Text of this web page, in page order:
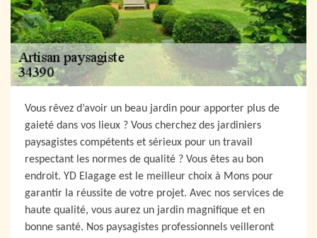
Vous rêvez d’avoir un beau jardin pour apporter plus de
gaieté dans vos lieux ? Vous cherchez des jardiniers
paysagistes compétents et sérieux pour un travail
respectant les normes de qualité ? Vous êtes au bon
endroit. YD Elagage est le meilleur choix à Mons pour
garantir la réussite de votre projet. Avec nos services de
haute qualité, vous aurez un jardin magnifique et en
bonne santé. Nos paysagistes professionnels veilleront